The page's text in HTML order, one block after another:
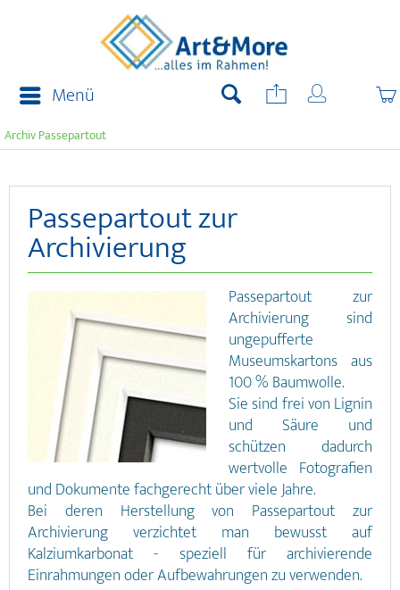
Menü
Archiv Passepartout
Passepartout zur
Archivierung
Passepartout zur
Archivierung sind
ungepufferte
Museumskartons aus
100 % Baumwolle.
Sie sind frei von Lignin
und Säure und
schützen dadurch
wertvolle Fotografien
und Dokumente fachgerecht über viele Jahre.
Bei deren Herstellung von Passepartout zur
Archivierung verzichtet man bewusst auf
Kalziumkarbonat - speziell für archivierende
Einrahmungen oder Aufbewahrungen zu verwenden.